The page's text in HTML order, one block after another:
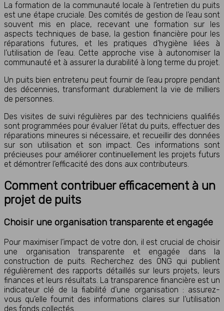
La formation de la communauté locale à l’entretien du puits
est une étape cruciale. Des comités de gestion de l’eau sont
souvent mis en place, recevant une formation sur les
aspects techniques de base, la gestion financière pour les
réparations futures, et les pratiques d’hygiène liées à
l’utilisation de l’eau. Cette approche vise à autonomiser la
communauté et à assurer la durabilité à long terme du projet.
Un puits bien entretenu peut fournir de l’eau propre pendant
des décennies, transformant durablement la vie de milliers
de personnes.
Des visites de suivi régulières par des techniciens qualifiés
sont programmées pour évaluer l’état du puits, effectuer des
réparations mineures si nécessaire, et recueillir des données
sur son utilisation et son impact. Ces informations sont
précieuses pour améliorer continuellement les projets futurs
et démontrer l’efficacité des dons aux contributeurs.
Comment contribuer efficacement à un
projet de puits
Choisir une organisation transparente et engagée
Pour maximiser l’impact de votre don, il est crucial de choisir
une organisation transparente et engagée dans la
construction de puits. Recherchez des ONG qui publient
régulièrement des rapports détaillés sur leurs projets, leurs
finances et leurs résultats. La transparence financière est un
indicateur clé de la fiabilité d’une organisation : assurez-
vous qu’elle fournit des informations claires sur l’utilisation
des fonds collectés.